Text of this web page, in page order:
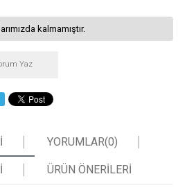
kalmamıştır.
Yaz
YORUMLAR(0)
ÜRÜN ÖNERILERI